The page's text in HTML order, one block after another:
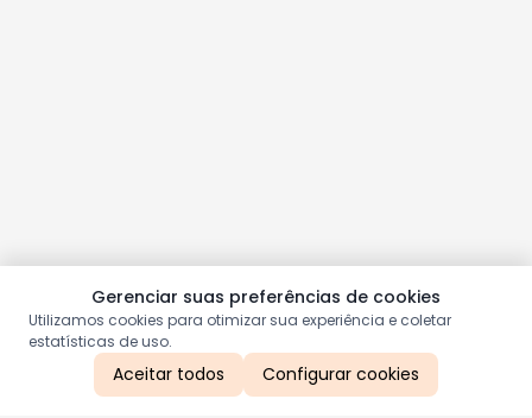
Gerenciar suas preferências de cookies
Utilizamos cookies para otimizar sua experiência e coletar
estatísticas de uso.
Aceitar todos Configurar cookies